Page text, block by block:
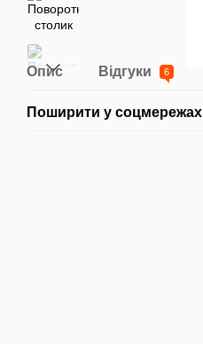
Опис Відгуки 6
Поширити у соцмережах